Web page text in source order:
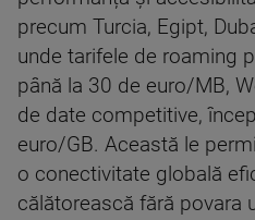
precum Turcia, Egipt,
unde tarifele de roaming
până la 30 de euro/MB,
de date competitive,
euro/GB. Această le
o conectivitate globală
călătorească fără povara